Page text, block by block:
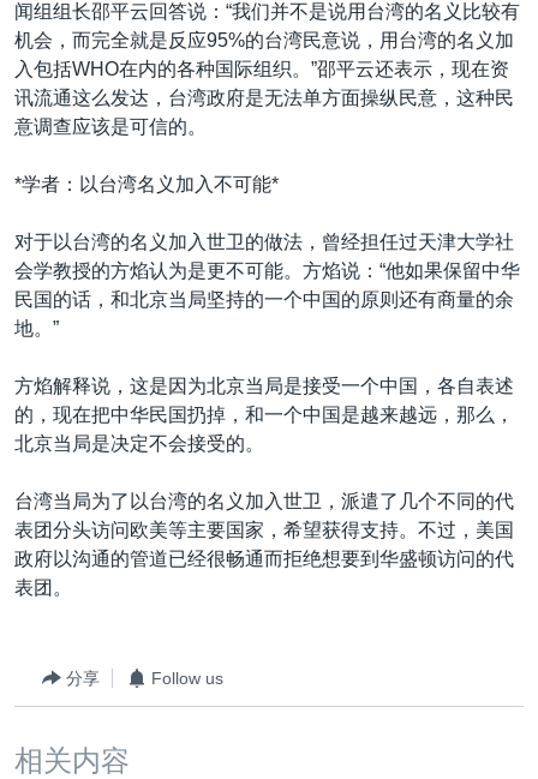
闻组组长邵平云回答说：“我们并不是说用台湾的名义比较有
机会，而完全就是反应95%的台湾民意说，用台湾的名义加
入包括WHO在内的各种国际组织。”邵平云还表示，现在资
讯流通这么发达，台湾政府是无法单方面操纵民意，这种民
意调查应该是可信的。
*学者：以台湾名义加入不可能*
对于以台湾的名义加入世卫的做法，曾经担任过天津大学社
会学教授的方焰认为是更不可能。方焰说：“他如果保留中华
民国的话，和北京当局坚持的一个中国的原则还有商量的余
地。”
方焰解释说，这是因为北京当局是接受一个中国，各自表述
的，现在把中华民国扔掉，和一个中国是越来越远，那么，
北京当局是决定不会接受的。
台湾当局为了以台湾的名义加入世卫，派遣了几个不同的代
表团分头访问欧美等主要国家，希望获得支持。不过，美国
政府以沟通的管道已经很畅通而拒绝想要到华盛顿访问的代
表团。
分享 Follow us
相关内容